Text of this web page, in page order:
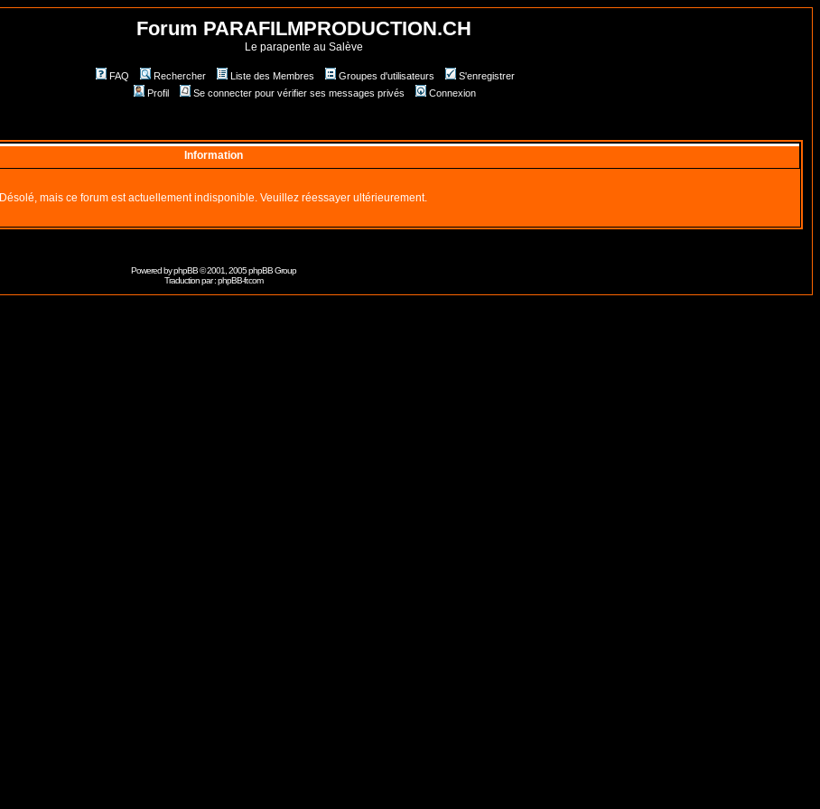
Forum PARAFILMPRODUCTION.CH
Le parapente au Salève
FAQ Rechercher Liste des Membres Groupes d'utilisateurs
S'enregistrer
Profil
Se connecter pour vérifier ses messages privés Connexion
Information
Désolé, mais ce forum est actuellement indisponible. Veuillez réessayer ultérieurement.
Powered byphpBB© 2001, 2005 phpBB Group
Traduction par :phpBB-fr.com